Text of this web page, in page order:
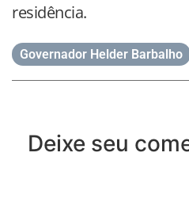
residência.
Governador Helder Barbalho
Deixe seu